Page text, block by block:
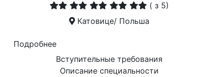
( з 5)
Катовице/ Польша
Подробнее
Вступительные требования
Описание специальности